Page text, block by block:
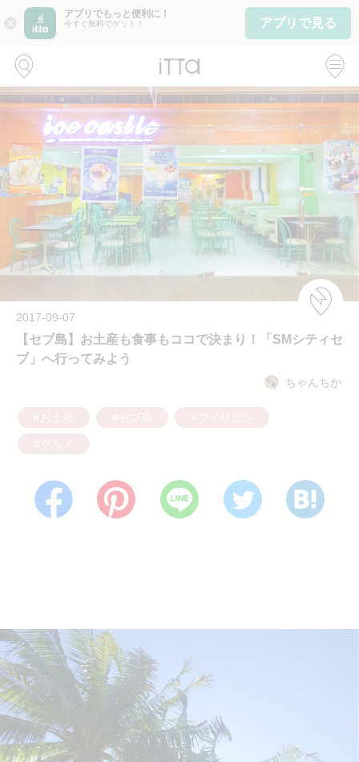
close
アプリでもっと便利に！
今すぐ無料でゲット！ アプリで見る
2017-09-07
【セブ島】お土産も食事もココで決まり！「SMシティセ
ブ」へ行ってみよう
ちゃんちか